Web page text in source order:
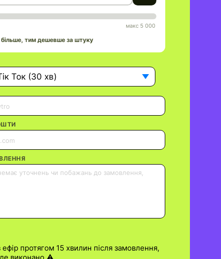
макс 5 000
тим дешевше за штуку
Ток (30 хв)
протягом 15 хвилин після замовлення,